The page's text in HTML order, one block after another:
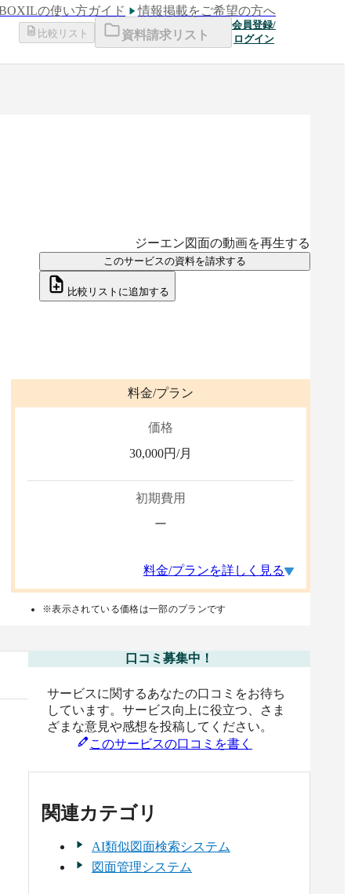
の使い方ガイド 情報掲載をご希望の方へ
比較リスト 資料請求リスト
会員登録/
ログイン
ジーエン図面の動画を再生する
このサービスの資料を請求する
比較リストに追加する
料金/プラン
価格
30,000円/月
初期費用
ー
料金/プランを詳しく見る
※表示されている価格は一部のプランです
口コミ募集中！
サービスに関するあなたの口コミをお待ち
しています。サービス向上に役立つ、さま
ざまな意見や感想を投稿してください。
このサービスの口コミを書く
関連カテゴリ
AI類似図面検索システム
図面管理システム